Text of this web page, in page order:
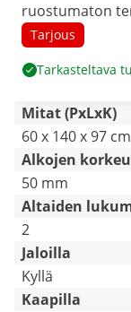
ruostumaton
140 x 60 cm -
Tarjous
Tarkasteltava
Mitat (PxLxK)
60 x 140 x 97 cm
Alkojen
50 mm
Altaiden
2
Jaloilla
Kyllä
Kaapilla